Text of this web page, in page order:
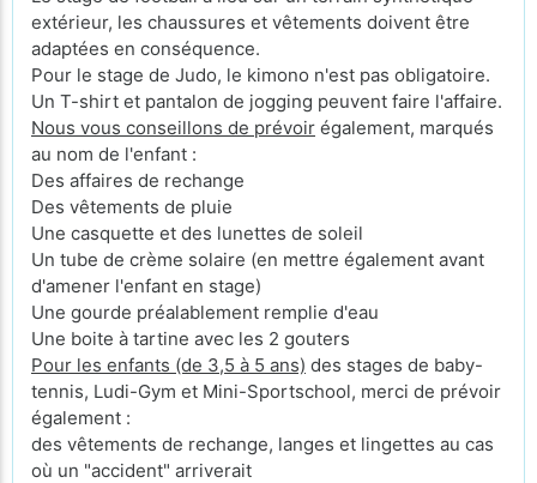
extérieur, les chaussures et vêtements doivent être
adaptées en conséquence.
Pour le stage de Judo, le kimono n'est pas obligatoire.
Un T-shirt et pantalon de jogging peuvent faire l'affaire.
Nous vous conseillons de prévoir également, marqués
au nom de l'enfant :
Des affaires de rechange
Des vêtements de pluie
Une casquette et des lunettes de soleil
Un tube de crème solaire (en mettre également avant
d'amener l'enfant en stage)
Une gourde préalablement remplie d'eau
Une boite à tartine avec les 2 gouters
Pour les enfants (de 3,5 à 5 ans) des stages de baby-
tennis, Ludi-Gym et Mini-Sportschool, merci de prévoir
également :
des vêtements de rechange, langes et lingettes au cas
où un "accident" arriverait